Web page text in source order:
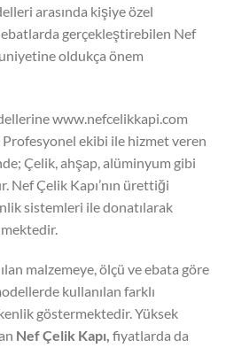
arasında kişiye özel
ebatlarda gerçekleştirebilen Nef
oldukça önem
www.nefcelikkapi.com
ekibi ile hizmet veren
Çelik, ahşap, alüminyum gibi
Nef Çelik Kapı’nın ürettiği
sistemleri ile donatılarak
malzemeye, ölçü ve ebata göre
kullanılan farklı
göstermektedir. Yüksek
Nef Çelik Kapı, fiyatlarda da